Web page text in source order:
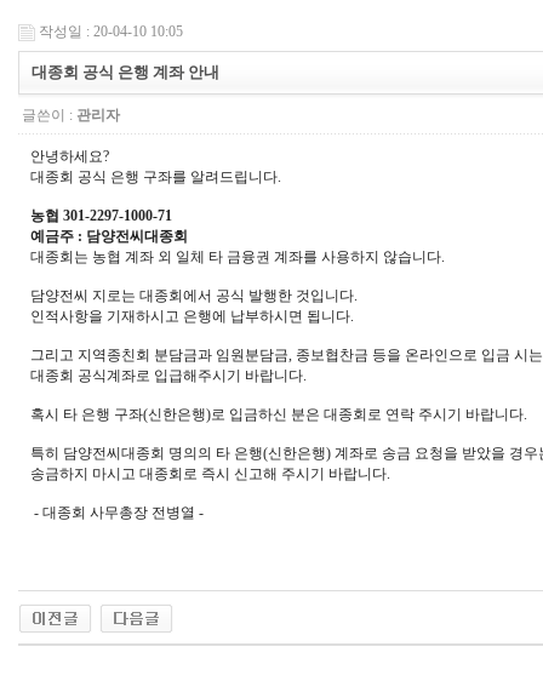
작성일 : 20-04-10 10:05
대종회 공식 은행 계좌 안내
글쓴이 : 관리자
안녕하세요?
대종회 공식 은행 구좌를 알려드립니다.
농협 301-2297-1000-71
예금주 : 담양전씨대종회
대종회는 농협 계좌 외 일체 타 금융권 계좌를 사용하지 않습니다.
담양전씨 지로는 대종회에서 공식 발행한 것입니다.
인적사항을 기재하시고 은행에 납부하시면 됩니다.
그리고 지역종친회 분담금과 임원분담금, 종보협찬금 등을 온라인으로 입금 시
대종회 공식계좌로 입급해주시기 바랍니다.
혹시 타 은행 구좌(신한은행)로 입금하신 분은 대종회로 연락 주시기 바랍니다.
특히 담양전씨대종회 명의의 타 은행(신한은행) 계좌로 송금 요청을 받았을 경우
송금하지 마시고 대종회로 즉시 신고해 주시기 바랍니다.
- 대종회 사무총장 전병열 -